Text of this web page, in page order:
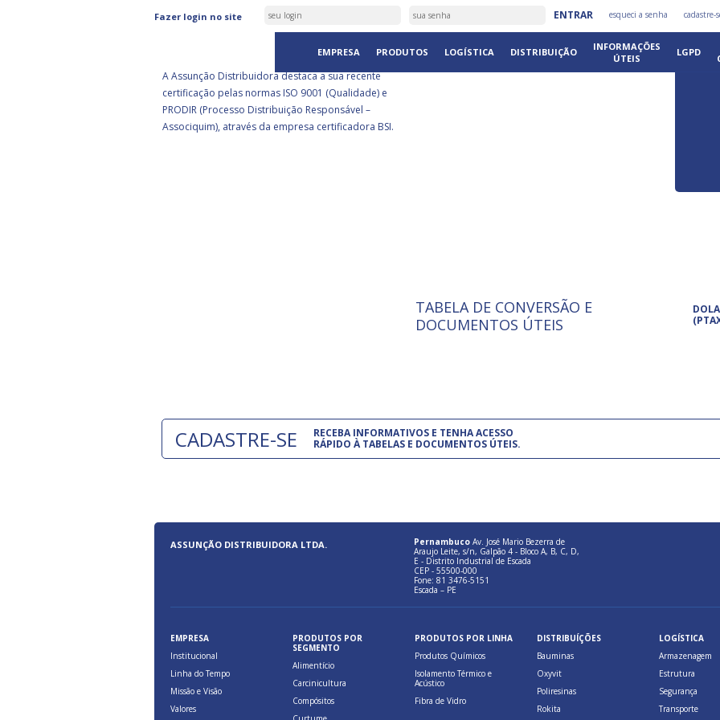
Fazer login no site ENTRAR esqueci a senha cadastre-
EMPRESA PRODUTOS LOGÍSTICA DISTRIBUIÇÃO
INFORMAÇÕES
ÚTEIS
LGPD
ASSUNÇÃO DISTRIBUIDORA É
CERTIFICADA PELA BSI
A Assunção Distribuidora destaca a sua recente
certificação pelas normas ISO 9001 (Qualidade) e
PRODIR (Processo Distribuição Responsável –
Associquim), através da empresa certificadora BSI.
ISO 9001: 2015
A International Organization for
Standardization é um conjunto de
TABELA DE CONVERSÃO E
DOCUMENTOS ÚTEIS
CADASTRE-SE
RECEBA INFORMATIVOS E TENHA ACESSO
RÁPIDO À TABELAS E DOCUMENTOS ÚTEIS.
ASSUNÇÃO DISTRIBUIDORA LTDA. Pernambuco Av. José Mario Bezerra de
Araujo Leite, s/n, Galpão 4 - Bloco A, B, C, D,
E - Distrito Industrial de Escada
CEP - 55500-000
Fone: 81 3476-5151
Escada – PE
EMPRESA
Institucional
Linha do Tempo
Missão e Visão
Valores
PRODUTOS POR
SEGMENTO
Alimentício
Carcinicultura
Compósitos
PRODUTOS POR LINHA
Produtos Químicos
Isolamento Térmico e
Acústico
Fibra de Vidro
DISTRIBUÍÇÕES
Bauminas
Oxyvit
Poliresinas
Rokita
LOGÍSTICA
Armazenagem
Estrutura
Segurança
Transporte